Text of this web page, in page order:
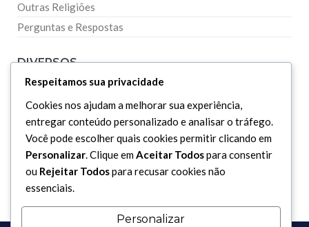
Outras Religiões
Perguntas e Respostas
DIVERSOS
Curiosidades
Dicionário Islâmico
Downloads
Respeitamos sua privacidade
Cookies nos ajudam a melhorar sua experiência,
entregar conteúdo personalizado e analisar o tráfego.
Você pode escolher quais cookies permitir clicando em
Personalizar. Clique emAceitar Todospara consentir
ou Rejeitar Todospara recusar cookies não
essenciais.
Personalizar